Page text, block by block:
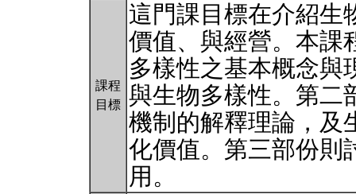
課程
目標
這門課目標在介紹生
價值、與經營。本課
多樣性之基本概念與
與生物多樣性。第二
機制的解釋理論，及
化價值。第三部份則
用。